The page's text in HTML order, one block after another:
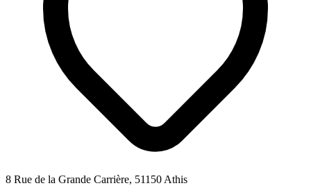
8 Rue de la Grande Carrière, 51150 Athis